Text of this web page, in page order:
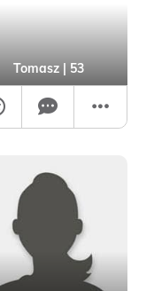
Tomasz| 53